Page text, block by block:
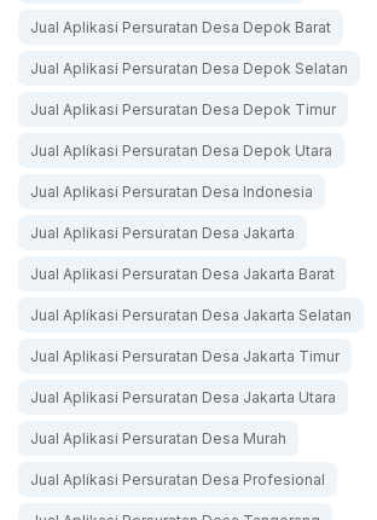
Jual Aplikasi Persuratan Desa Depok Barat
Jual Aplikasi Persuratan Desa Depok Selatan
Jual Aplikasi Persuratan Desa Depok Timur
Jual Aplikasi Persuratan Desa Depok Utara
Jual Aplikasi Persuratan Desa Indonesia
Jual Aplikasi Persuratan Desa Jakarta
Jual Aplikasi Persuratan Desa Jakarta Barat
Jual Aplikasi Persuratan Desa Jakarta Selatan
Jual Aplikasi Persuratan Desa Jakarta Timur
Jual Aplikasi Persuratan Desa Jakarta Utara
Jual Aplikasi Persuratan Desa Murah
Jual Aplikasi Persuratan Desa Profesional